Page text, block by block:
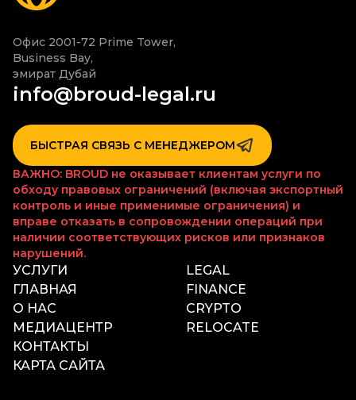
Офис 2001-72 Prime Tower,
Business Bay,
эмират Дубай
info@broud-legal.ru
БЫСТРАЯ СВЯЗЬ С МЕНЕДЖЕРОМ
ВАЖНО: BROUD не оказывает клиентам услуги по
обходу правовых ограничений (включая экспортный
контроль и иные применимые ограничения) и
вправе отказать в сопровождении операций при
наличии соответствующих рисков или признаков
нарушений.
УСЛУГИ
ГЛАВНАЯ
О НАС
МЕДИАЦЕНТР
КОНТАКТЫ
КАРТА САЙТА
LEGAL
FINANCE
CRYPTO
RELOCATE